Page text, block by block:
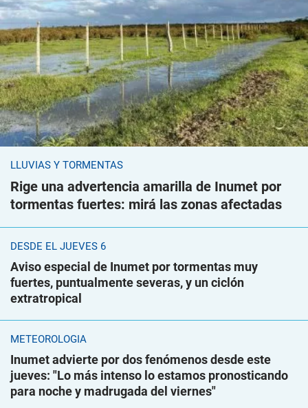
LLUVIAS Y TORMENTAS
Rige una advertencia amarilla de Inumet por
tormentas fuertes: mirá las zonas afectadas
DESDE EL JUEVES 6
Aviso especial de Inumet por tormentas muy
fuertes, puntualmente severas, y un ciclón
extratropical
METEOROLOGÍA
Inumet advierte por dos fenómenos desde este
jueves: "Lo más intenso lo estamos pronosticando
para noche y madrugada del viernes"